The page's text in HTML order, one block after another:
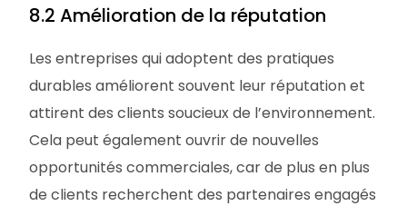
8.2 Amélioration de la réputation
Les entreprises qui adoptent des pratiques
durables améliorent souvent leur réputation et
attirent des clients soucieux de l’environnement.
Cela peut également ouvrir de nouvelles
opportunités commerciales, car de plus en plus
de clients recherchent des partenaires engagés